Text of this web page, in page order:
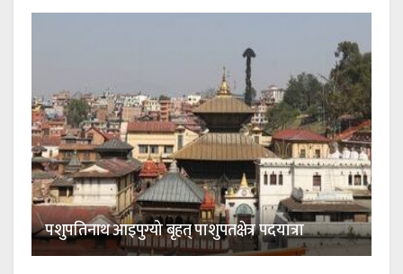
पशुपतिनाथ आइपुग्यो बृहत् पाशुपतक्षेत्र पदयात्रा